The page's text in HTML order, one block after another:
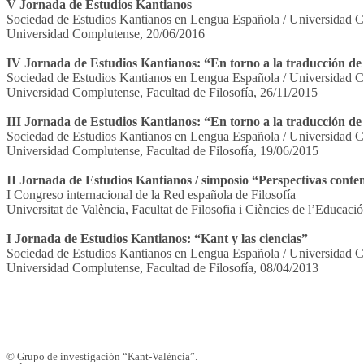
V Jornada de Estudios Kantianos
Sociedad de Estudios Kantianos en Lengua Española / Universidad
Universidad Complutense, 20/06/2016
IV Jornada de Estudios Kantianos: “En torno a la traducción
Sociedad de Estudios Kantianos en Lengua Española / Universidad
Universidad Complutense, Facultad de Filosofía, 26/11/2015
III Jornada de Estudios Kantianos: “En torno a la traducción
Sociedad de Estudios Kantianos en Lengua Española / Universidad
Universidad Complutense, Facultad de Filosofía, 19/06/2015
II Jornada de Estudios Kantianos / simposio “Perspectivas
I Congreso internacional de la Red española de Filosofía
Universitat de València, Facultat de Filosofia i Ciències de
I Jornada de Estudios Kantianos: “Kant y las ciencias”
Sociedad de Estudios Kantianos en Lengua Española / Universidad
Universidad Complutense, Facultad de Filosofía, 08/04/2013
© Grupo de investigación “Kant-València”.